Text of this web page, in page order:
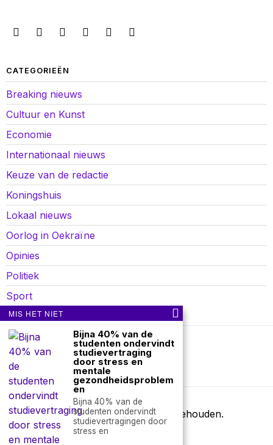
CATEGORIEËN
Breaking nieuws
Cultuur en Kunst
Economie
Internationaal nieuws
Keuze van de redactie
Koningshuis
Lokaal nieuws
Oorlog in Oekraïne
Opinies
Politiek
Sport
Over ons Contact
nieuwsimpuls.online
©2026- Alle rechten voorbehouden.
nieuwsimpuls.online
MIS HET NIET
Bijna 40% van de
studenten ondervindt
studievertraging
door stress en
mentale
gezondheidsproblem
en
Bijna 40% van de
studenten ondervindt
studievertragingen door
stress en